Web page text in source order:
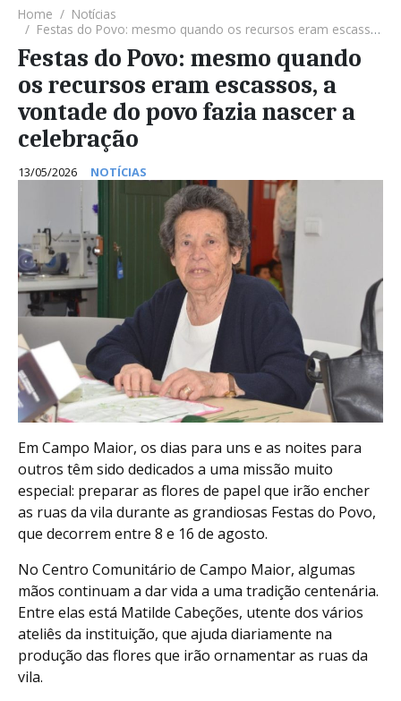
Home
Notícias
Festas do Povo: mesmo quando os recursos eram escassos, a vontade do povo fazia nascer a celebração
Festas do Povo: mesmo quando
os recursos eram escassos, a
vontade do povo fazia nascer a
celebração
13/05/2026 NOTÍCIAS
Em Campo Maior, os dias para uns e as noites para
outros têm sido dedicados a uma missão muito
especial: preparar as flores de papel que irão encher
as ruas da vila durante as grandiosas Festas do Povo,
que decorrem entre 8 e 16 de agosto.
No Centro Comunitário de Campo Maior, algumas
mãos continuam a dar vida a uma tradição centenária.
Entre elas está Matilde Cabeções, utente dos vários
ateliês da instituição, que ajuda diariamente na
produção das flores que irão ornamentar as ruas da
vila.